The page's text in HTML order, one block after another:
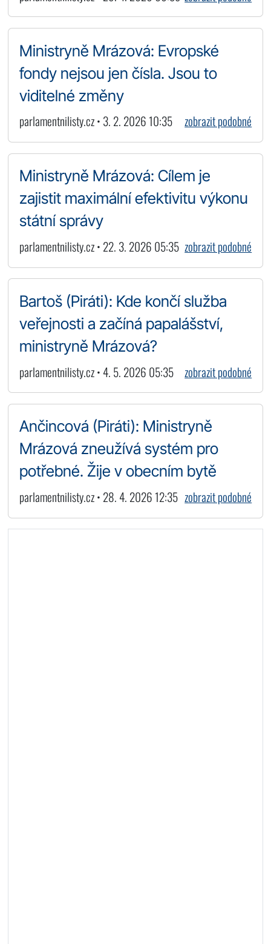
Ministryně Mrázová: Evropské
fondy nejsou jen čísla. Jsou to
viditelné změny
parlamentnilisty.cz • 3. 2. 2026 10:35 zobrazit podobné
Ministryně Mrázová: Cílem je
zajistit maximální efektivitu výkonu
státní správy
parlamentnilisty.cz • 22. 3. 2026 05:35 zobrazit podobné
Bartoš (Piráti): Kde končí služba
veřejnosti a začíná papalášství,
ministryně Mrázová?
parlamentnilisty.cz • 4. 5. 2026 05:35 zobrazit podobné
Ančincová (Piráti): Ministryně
Mrázová zneužívá systém pro
potřebné. Žije v obecním bytě
parlamentnilisty.cz • 28. 4. 2026 12:35 zobrazit podobné